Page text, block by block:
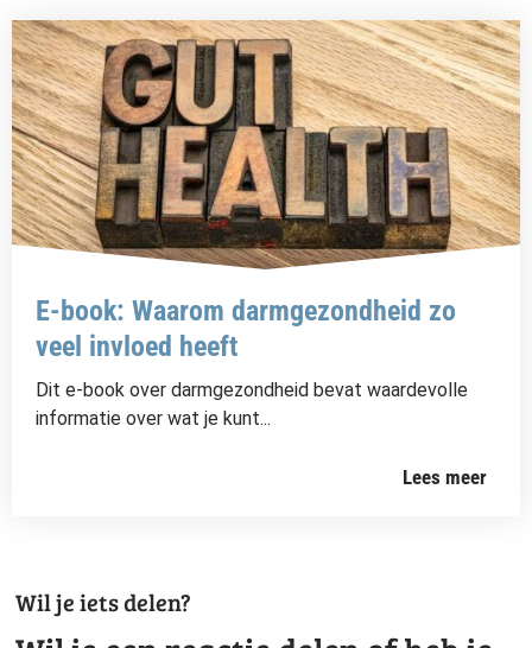
E-book: Waarom darmgezondheid zo
veel invloed heeft
Dit e-book over darmgezondheid bevat waardevolle
informatie over wat je kunt...
Lees meer
Wil je iets delen?